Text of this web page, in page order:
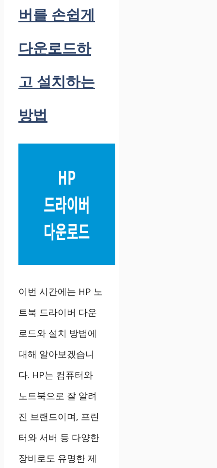
버를 손쉽게
다운로드하
고 설치하는
방법
이번 시간에는 HP 노
트북 드라이버 다운
로드와 설치 방법에
대해 알아보겠습니
다. HP는 컴퓨터와
노트북으로 잘 알려
진 브랜드이며, 프린
터와 서버 등 다양한
장비로도 유명한 제